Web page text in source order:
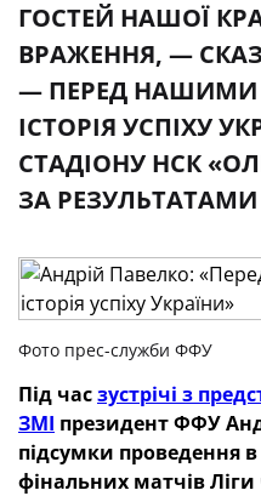
ГОСТЕЙ НАШОЇ
ВРАЖЕННЯ, —
— ПЕРЕД НАШИМИ
ІСТОРІЯ УСПІХУ
СТАДІОНУ НСК
ЗА
Фото прес-служби ФФУ
Під часзустрічі з
ЗМІ президент ФФУ
підсумки проведення
фінальних матчів Ліги